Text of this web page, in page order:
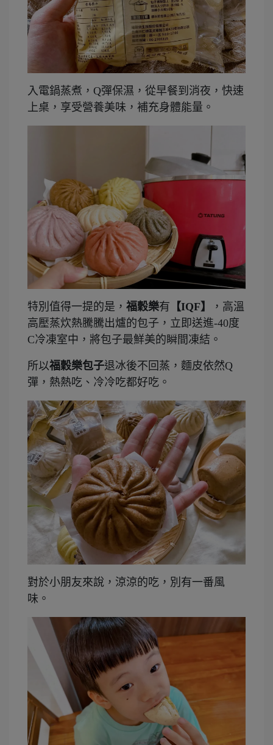
入電鍋蒸煮，Q彈保濕，從早餐到消夜，快速
上桌，享受營養美味，補充身體能量。
特別值得一提的是， 福穀樂有 【IQF】
，高溫
高壓蒸炊熱騰騰出爐的包子，立即送進-40度
C冷凍室中，將包子最鮮美的瞬間凍結。
所以福穀樂包子退冰後不回蒸，麵皮依然Q
彈，熱熱吃、冷冷吃都好吃。
對於小朋友來說，涼涼的吃，別有一番風
味。